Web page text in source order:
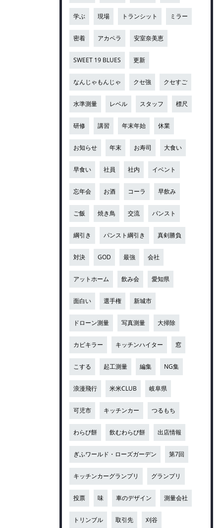
学ぶ 現場 トランシット ミラー
密着 アカペラ 安室奈美恵
SWEET 19 BLUES 更新
なんじゃもんじゃ クセ強 クセすご
水準測量 レベル スタッフ 標尺
研修 講習 年末年始 休業
お知らせ 年末 お寿司 大食い
早食い 社員 社内 イベント
忘年会 お酒 コーラ 早飲み
ご飯 焼き鳥 交流 パンスト
綱引き パンスト綱引き 真剣勝負
対決 GOD 最強 会社
アットホーム 飲み会 愛知県
面白い 選手権 新城市
ドローン測量 写真測量 大掃除
カビキラー キッチンハイター 窓
こする 起工測量 編集 NG集
浪漫飛行 米米CLUB 岐阜県
可児市 キッチンカー つるもち
わらび餅 飲むわらび餅 出店情報
ぎふワールド・ローズガーデン 第7回
キッチンカーグランプリ グランプリ
投票 味 車のデザイン 測量会社
トリンブル 取引先 刈谷